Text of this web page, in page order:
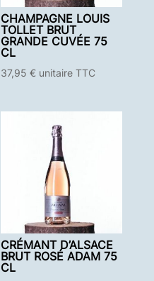
CHAMPAGNE LOUIS
TOLLET BRUT
GRANDE CUVÉE 75
CL
37,95€ unitaire TTC
CRÉMANT D’ALSACE
BRUT ROSÉ ADAM 75
CL